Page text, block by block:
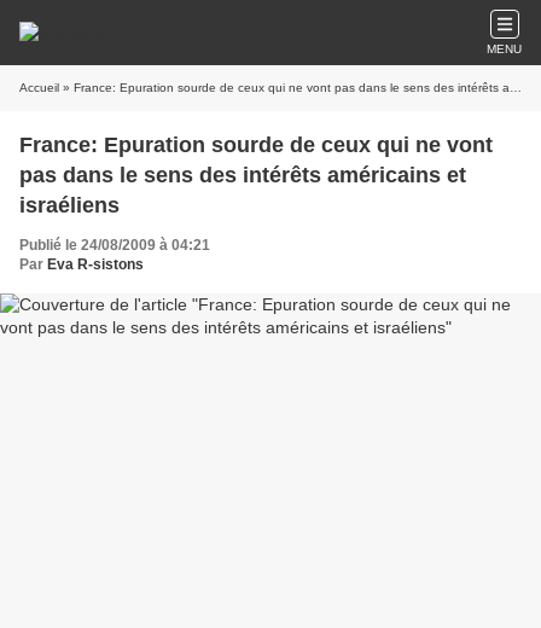
MENU
Accueil » France: Epuration sourde de ceux qui ne vont pas dans le sens des intérêts américains et israéliens
France: Epuration sourde de ceux qui ne vont
pas dans le sens des intérêts américains et
israéliens
Publié le 24/08/2009 à 04:21
Par Eva R-sistons